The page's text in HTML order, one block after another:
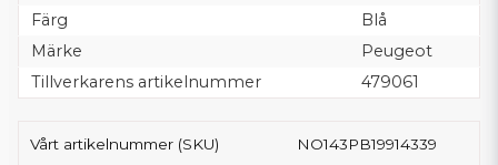
Färg
Blå
Märke
Peugeot
Tillverkarens artikelnummer
479061
Vårt artikelnummer (SKU) NO143PB19914339